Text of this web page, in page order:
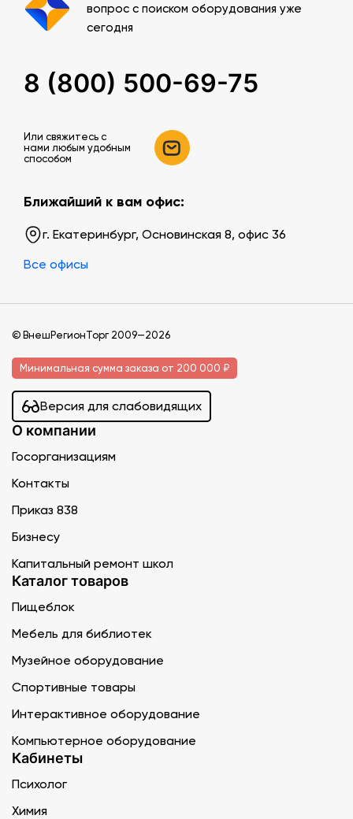
вопрос с поиском оборудования уже
сегодня
8 (800) 500-69-75
Или свяжитесь c
нами любым удобным
способом
Ближайший к вам офис:
г. Екатеринбург, Основинская 8, офис 36
Все офисы
© ВнешРегионТорг 2009—2026
Минимальная сумма заказа от 200 000 ₽
Версия для слабовидящих
О компании
Госорганизациям
Контакты
Приказ 838
Бизнесу
Капитальный ремонт школ
Каталог товаров
Пищеблок
Мебель для библиотек
Музейное оборудование
Спортивные товары
Интерактивное оборудование
Компьютерное оборудование
Кабинеты
Психолог
Химия